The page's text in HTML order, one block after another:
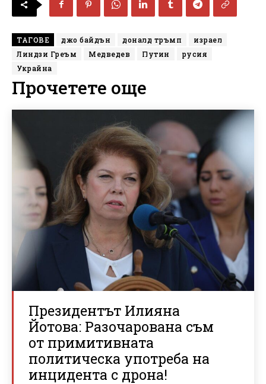
ТАГОВЕ джо байдън доналд тръмп
израел
Линдзи Греъм
Медведев Путин
русия
Украйна
Прочетете още
Президентът Илияна
Йотова: Разочарована съм
от примитивната
политическа употреба на
инцидента с дрона!